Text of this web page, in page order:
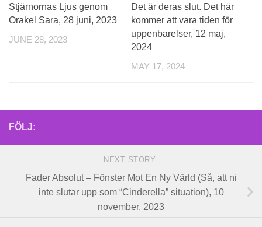
Stjärnornas Ljus genom
Orakel Sara, 28 juni, 2023
JUNE 28, 2023
Det är deras slut. Det här
kommer att vara tiden för
uppenbarelser, 12 maj,
2024
MAY 17, 2024
FÖLJ:
NEXT STORY
Fader Absolut – Fönster Mot En Ny Värld (Så, att ni
inte slutar upp som “Cinderella” situation), 10
november, 2023